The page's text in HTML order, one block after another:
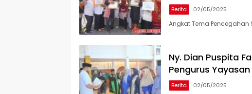
Berita 02/05/2025
Angkat Tema Pencegahan
Ny. Dian Puspita
Pengurus
Berita 02/05/2025